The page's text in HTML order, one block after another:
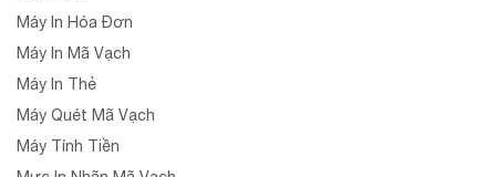
Máy In Hóa Đơn
Máy In Mã Vạch
Máy In Thẻ
Máy Quét Mã Vạch
Máy Tính Tiền